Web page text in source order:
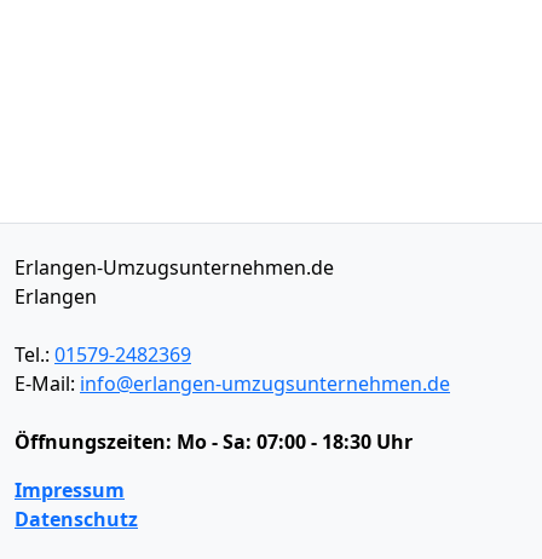
Erlangen-Umzugsunternehmen.de
Erlangen
Tel.: 01579-2482369
E-Mail: info@erlangen-umzugsunternehmen.de
Öffnungszeiten: Mo - Sa: 07:00 - 18:30 Uhr
Impressum
Datenschutz